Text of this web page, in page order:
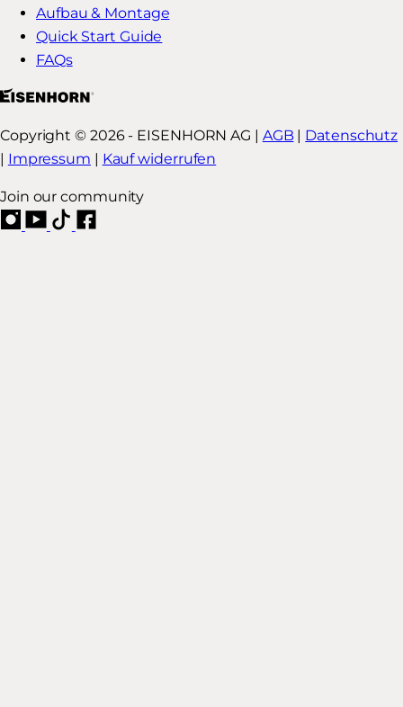
Aufbau & Montage
Quick Start Guide
FAQs
Copyright © 2026 - EISENHORN AG | AGB| Datenschutz
| Impressum | Kauf widerrufen
Join our community